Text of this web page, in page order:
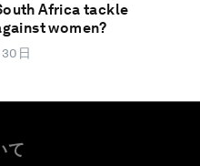
Africa tackle
women?
日
て